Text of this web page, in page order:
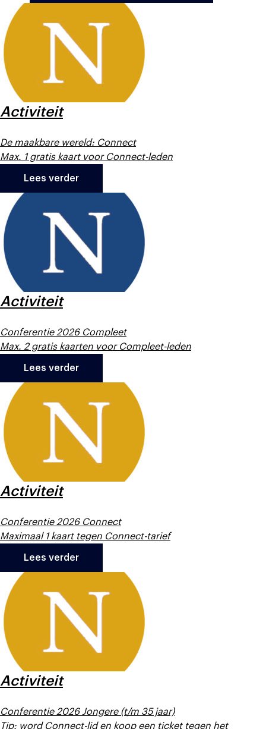
Activiteit
De maakbare wereld: Connect
Max. 1 gratis kaart voor Connect-leden
Lees verder
Activiteit
Conferentie 2026 Compleet
Max. 2 gratis kaarten voor Compleet-leden
Lees verder
Activiteit
Conferentie 2026 Connect
Maximaal 1 kaart tegen Connect-tarief
Lees verder
Activiteit
Conferentie 2026 Jongere (t/m 35 jaar)
Tip: word Connect-lid en koop een ticket tegen het